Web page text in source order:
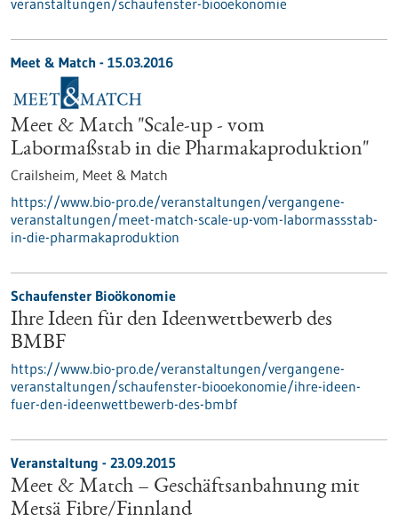
veranstaltungen/schaufenster-biooekonomie
Meet & Match - 15.03.2016
Meet & Match "Scale-up - vom
Labormaßstab in die Pharmakaproduktion"
Crailsheim, Meet & Match
https://www.bio-pro.de/veranstaltungen/vergangene-
veranstaltungen/meet-match-scale-up-vom-labormassstab-
in-die-pharmakaproduktion
Schaufenster Bioökonomie
Ihre Ideen für den Ideenwettbewerb des
BMBF
https://www.bio-pro.de/veranstaltungen/vergangene-
veranstaltungen/schaufenster-biooekonomie/ihre-ideen-
fuer-den-ideenwettbewerb-des-bmbf
Veranstaltung - 23.09.2015
Meet & Match – Geschäftsanbahnung mit
Metsä Fibre/Finnland